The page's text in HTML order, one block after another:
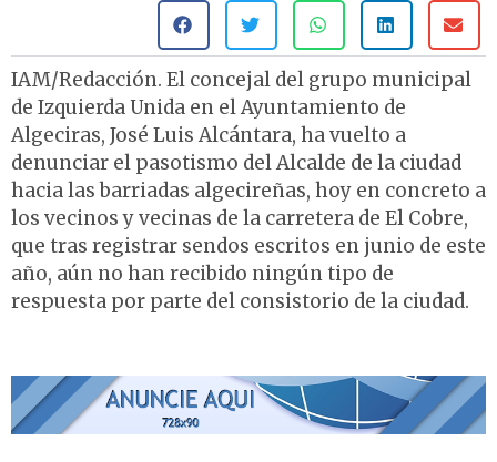
IAM/Redacción. El concejal del grupo municipal
de Izquierda Unida en el Ayuntamiento de
Algeciras, José Luis Alcántara, ha vuelto a
denunciar el pasotismo del Alcalde de la ciudad
hacia las barriadas algecireñas, hoy en concreto a
los vecinos y vecinas de la carretera de El Cobre,
que tras registrar sendos escritos en junio de este
año, aún no han recibido ningún tipo de
respuesta por parte del consistorio de la ciudad.